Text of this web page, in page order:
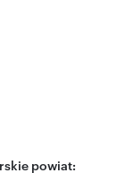
powiat: